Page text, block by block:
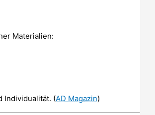
Materialien:
Individualität. (AD Magazin)